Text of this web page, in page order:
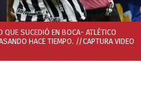
QUE SUCEDIÓ EN BOCA- ATLÉTICO
HACE TIEMPO. //CAPTURA VIDEO